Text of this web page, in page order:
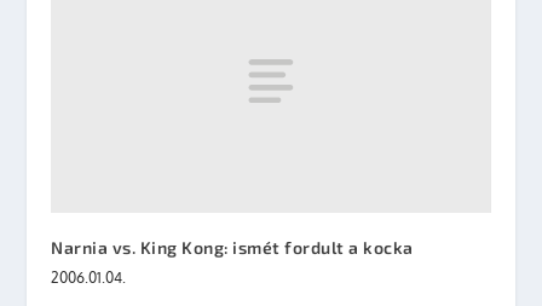
Narnia vs. King Kong: ismét fordult a kocka
2006.01.04.